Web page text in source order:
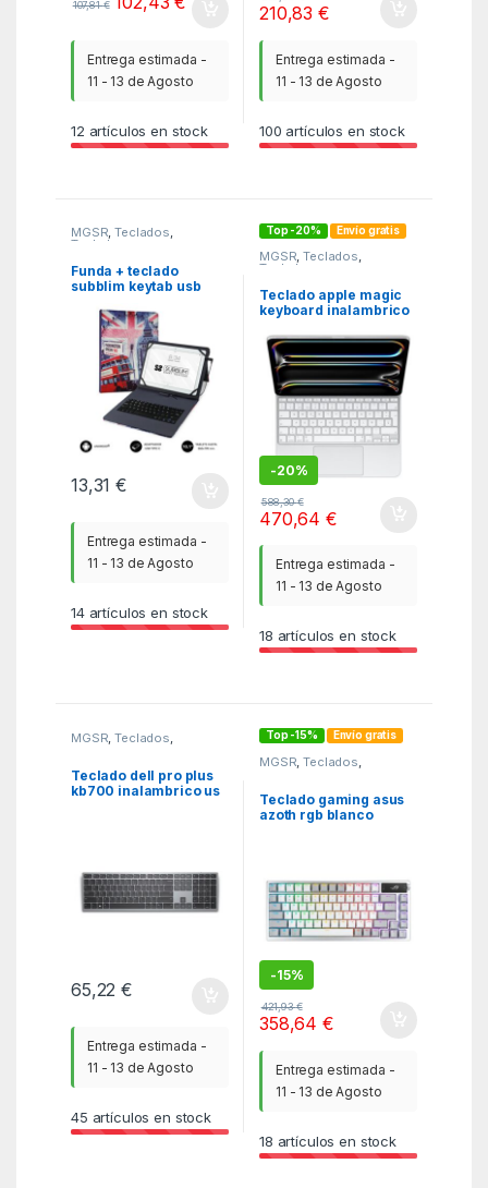
107,81€
Entrega estimada -
11 - 13 de Agosto
12 artículos en stock
210,83€
Entrega estimada -
11 - 13 de Agosto
100 artículos en stock
MGSR,Teclados,
Teclados
Funda + teclado
subblim keytab usb
england
13,31€
Entrega estimada -
11 - 13 de Agosto
14artículos en stock
Top -20% Envío gratis
MGSR,Teclados,
Teclados
Teclado apple magic
keyboard inalambrico
pulgadas white
-20%
588,30€
470,64€
Entrega estimada -
11 - 13 de Agosto
18 artículos en stock
MGSR ,Teclados
Teclados
Teclado dell pro plus
kb700 inalambrico us
65,22€
Entrega estimada -
11 - 13 de Agosto
45 artículos en stock
Top -15% Envío gratis
MGSR ,Teclados
Teclados
Teclado gaming asus
azoth rgb blanco
-15%
421,93€
358,64€
Entrega estimada -
11 - 13 de Agosto
18 artículos en stock